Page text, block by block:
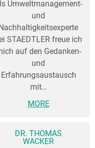
Umweltmanagement-
und
Nachhaltigkeitsexperte
STAEDTLER freue ich
auf den Gedanken-
und
Erfahrungsaustausch
mit…
MORE
DR. THOMAS
WACKER